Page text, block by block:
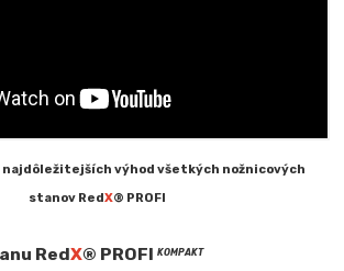
výhod všetkých nožnicových
stanov RedX® PROFI
RedX® PROFI KOMPAKT